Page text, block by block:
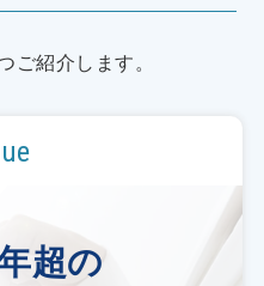
ご紹介します。
超の